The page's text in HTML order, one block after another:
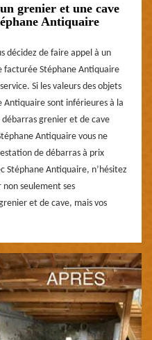
grenier et une cave
Antiquaire
décidez de faire appel à un
facturée Stéphane Antiquaire
Si les valeurs des objets
Antiquaire sont inférieures à la
grenier et de cave
Antiquaire vous ne
de débarras à prix
Stéphane Antiquaire, n’hésitez
seulement ses
et de cave, mais vos